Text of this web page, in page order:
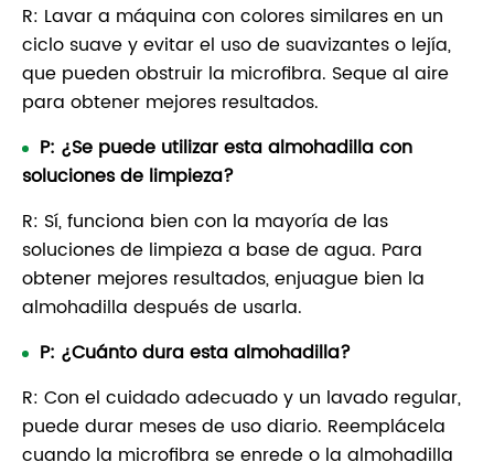
R: Lavar a máquina con colores similares en un
ciclo suave y evitar el uso de suavizantes o lejía,
que pueden obstruir la microfibra. Seque al aire
para obtener mejores resultados.
P: ¿Se puede utilizar esta almohadilla con
soluciones de limpieza?
R: Sí, funciona bien con la mayoría de las
soluciones de limpieza a base de agua. Para
obtener mejores resultados, enjuague bien la
almohadilla después de usarla.
P: ¿Cuánto dura esta almohadilla?
R: Con el cuidado adecuado y un lavado regular,
puede durar meses de uso diario. Reemplácela
cuando la microfibra se enrede o la almohadilla